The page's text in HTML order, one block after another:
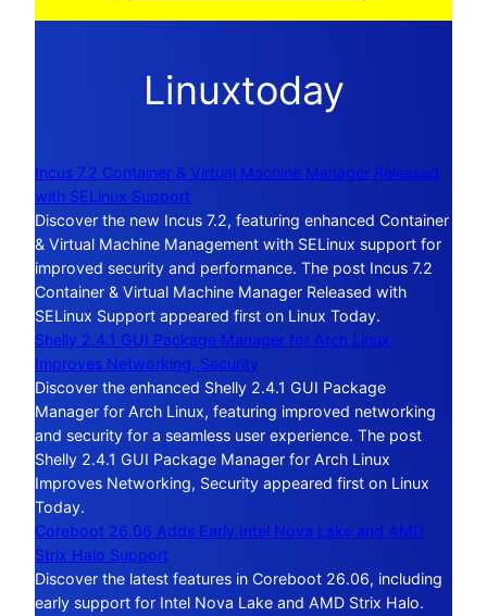
Linuxtoday
Incus 7.2 Container & Virtual Machine Manager Released
with SELinux Support
Discover the new Incus 7.2, featuring enhanced Container
& Virtual Machine Management with SELinux support for
improved security and performance. The post Incus 7.2
Container & Virtual Machine Manager Released with
SELinux Support appeared first on Linux Today.
Shelly 2.4.1 GUI Package Manager for Arch Linux
Improves Networking, Security
Discover the enhanced Shelly 2.4.1 GUI Package
Manager for Arch Linux, featuring improved networking
and security for a seamless user experience. The post
Shelly 2.4.1 GUI Package Manager for Arch Linux
Improves Networking, Security appeared first on Linux
Today.
Coreboot 26.06 Adds Early Intel Nova Lake and AMD
Strix Halo Support
Discover the latest features in Coreboot 26.06, including
early support for Intel Nova Lake and AMD Strix Halo.